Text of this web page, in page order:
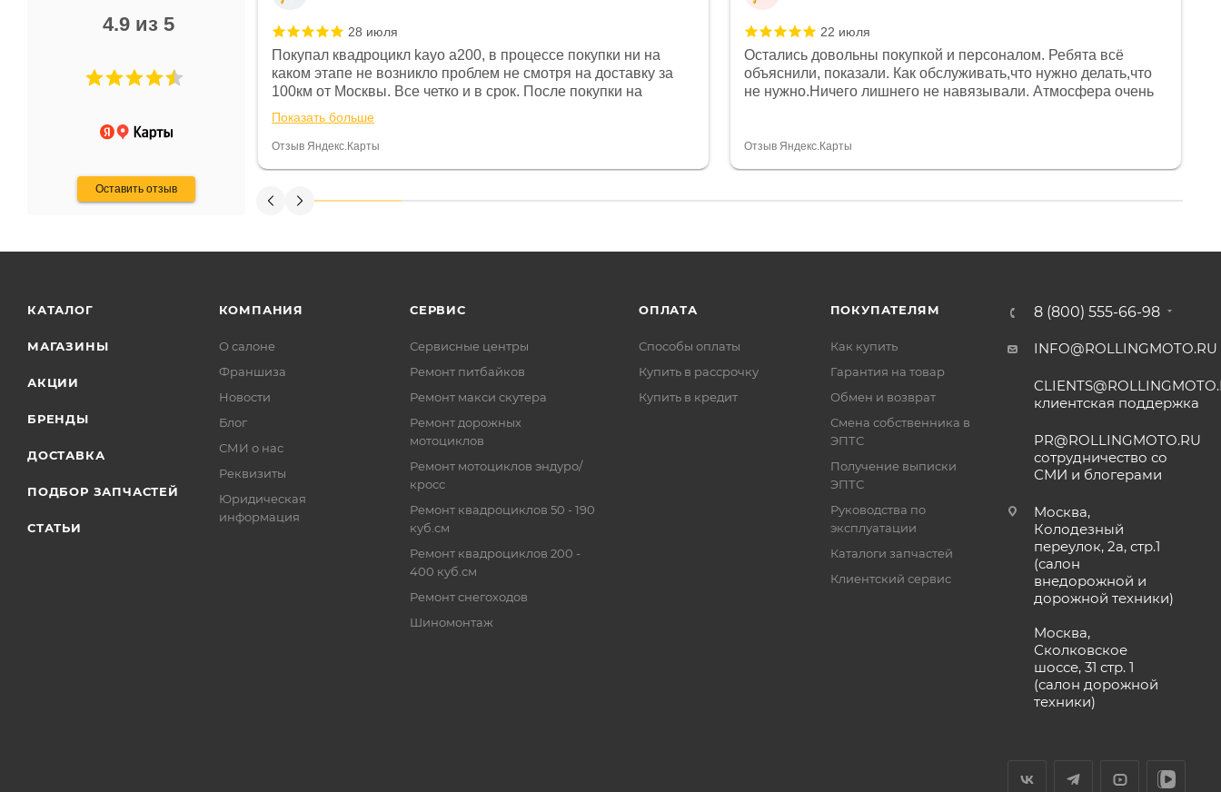
4.9 из 5
Оставить отзыв
Не понравились условия
и дают только на год)
28 июля
Покупал квадроцикл kayo a200, в процессе покупки ни на
каком этапе не возникло проблем не смотря на доставку за
100км от Москвы. Все четко и в срок. После покупки на
спидометре всегда был 0, при этом представители магазина
постоянно были на связи и в итоге проблема была решена.
Считаю, что это говорит о небезразличии к клиенту после
Показать больше
Отзыв Яндекс.Карты
22 июля
Остались довольны покупкой и персоналом. Ребята всё
объяснили, показали. Как обслуживать,что нужно делать,что
не нужно.Ничего лишнего не навязывали. Атмосфера очень
огромное спасибо Дмитрию, за клиентоориентированность и
Отзыв Яндекс.Карты
КАТАЛОГ
МАГАЗИНЫ
АКЦИИ
БРЕНДЫ
ДОСТАВКА
ПОДБОР ЗАПЧАСТЕЙ
СТАТЬИ
КОМПАНИЯ
О салоне
Франшиза
Новости
Блог
СМИ о нас
Реквизиты
Юридическая
информация
СЕРВИС
Сервисные центры
Ремонт питбайков
Ремонт макси скутера
Ремонт дорожных
мотоциклов
Ремонт мотоциклов эндуро/
кросс
Ремонт квадроциклов 50 - 190
куб.см
Ремонт квадроциклов 200 -
400 куб.см
Ремонт снегоходов
Шиномонтаж
ОПЛАТА
Способы оплаты
Купить в рассрочку
Купить в кредит
ПОКУПАТЕЛЯМ
Как купить
Гарантия на товар
Обмен и возврат
Смена собственника в
ЭПТС
Получение выписки
ЭПТС
Руководства по
эксплуатации
Каталоги запчастей
Клиентский сервис
8 (800) 555-66-98
INFO@ROLLINGMOTO.RU
клиентская поддержка
PR@ROLLINGMOTO.RU
сотрудничество со
СМИ и блогерами
Москва,
Колодезный
переулок, 2а, стр.1
(салон
внедорожной и
дорожной техники)
Москва,
Сколковское
шоссе, 31 стр. 1
(салон дорожной
техники)